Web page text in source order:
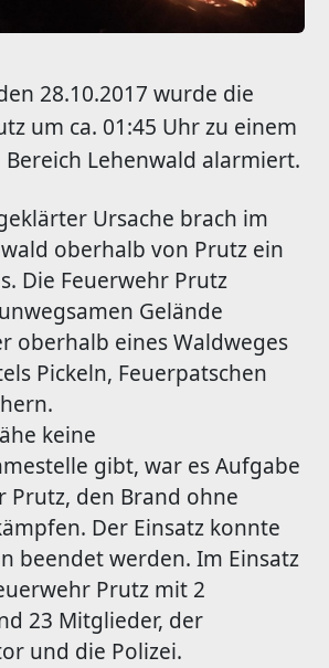
28.10.2017 wurde die
um ca. 01:45 Uhr zu einem
Lehenwald alarmiert.
Ursache brach im
oberhalb von Prutz ein
Die Feuerwehr Prutz
Gelände
oberhalb eines Waldweges
Pickeln, Feuerpatschen
keine
gibt, war es Aufgabe
Prutz, den Brand ohne
Der Einsatz konnte
beendet werden. Im Einsatz
Prutz mit 2
23 Mitglieder, der
und die Polizei.